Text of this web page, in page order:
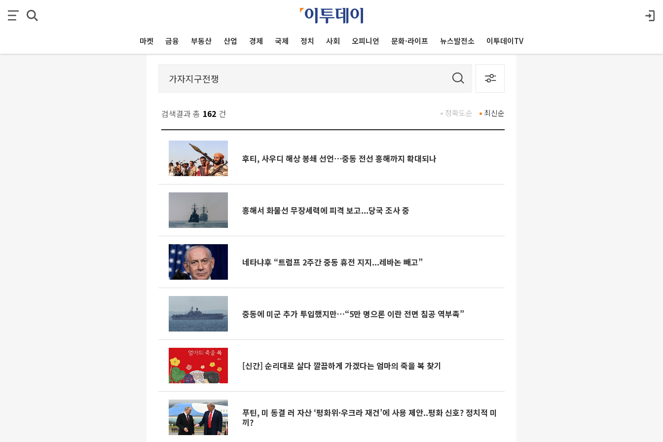
마켓 금융 부동산 산업 경제 국제 정치 사회 오피니언 문화·라이프 뉴스발전소 이투데이TV
검색결과 총 162 건 최신순
정확도순
후티, 사우디 해상 봉쇄 선언⋯중동 전선 홍해까지 확대되나
홍해서 화물선 무장세력에 피격 보고...당국 조사 중
네타냐후 “트럼프 2주간 중동 휴전 지지...레바논 빼고”
중동에 미군 추가 투입했지만…“5만 명으론 이란 전면 침공 역부족”
[신간] 순리대로 살다 깔끔하게 가겠다는 엄마의 죽을 복 찾기
푸틴, 미 동결 러 자산 ‘평화위·우크라 재건’에 사용 제안..평화 신호? 정치적 미
끼?